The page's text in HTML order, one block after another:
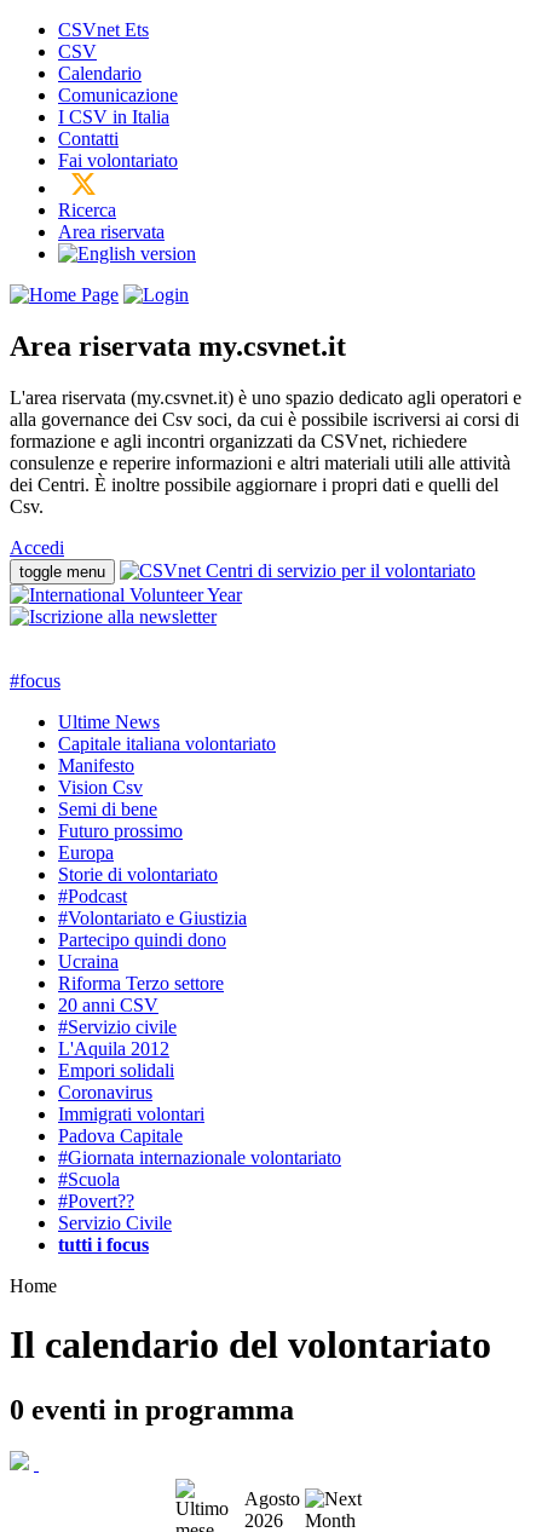
CSVnet Ets
CSV
Calendario
Comunicazione
I CSV in Italia
Contatti
Fai volontariato
Ricerca
Area riservata
Area riservata my.csvnet.it
L'area riservata (my.csvnet.it) è uno spazio dedicato agli operatori e
alla governance dei Csv soci, da cui è possibile iscriversi ai corsi di
formazione e agli incontri organizzati da CSVnet, richiedere
consulenze e reperire informazioni e altri materiali utili alle attività
dei Centri. È inoltre possibile aggiornare i propri dati e quelli del
Csv.
Accedi
toggle menu
#focus
Ultime News
Capitale italiana volontariato
Manifesto
Vision Csv
Semi di bene
Futuro prossimo
Europa
Storie di volontariato
#Podcast
#Volontariato e Giustizia
Partecipo quindi dono
Ucraina
Riforma Terzo settore
20 anni CSV
#Servizio civile
L'Aquila 2012
Empori solidali
Coronavirus
Immigrati volontari
Padova Capitale
#Giornata internazionale volontariato
#Scuola
#Povert??
Servizio Civile
tutti i focus
Home
Il calendario del volontariato
0 eventi in programma
Agosto
2026